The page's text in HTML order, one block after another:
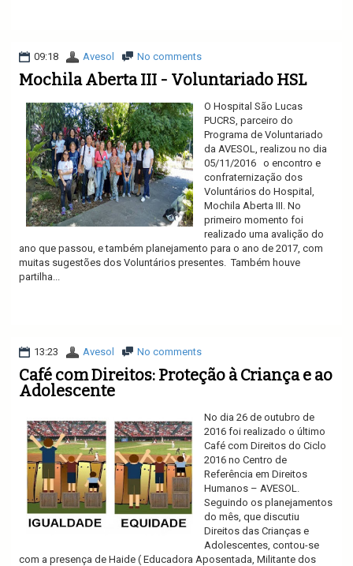
09:18 Avesol No comments
Mochila Aberta III - Voluntariado HSL
O Hospital São Lucas
PUCRS, parceiro do
Programa de Voluntariado
da AVESOL, realizou no dia
05/11/2016 o encontro e
confraternização dos
Voluntários do Hospital,
Mochila Aberta III. No
primeiro momento foi
realizado uma avalição do
ano que passou, e também planejamento para o ano de 2017, com
muitas sugestões dos Voluntários presentes. Também houve
partilha...
13:23 Avesol No comments
Café com Direitos: Proteção à Criança e ao
Adolescente
No dia 26 de outubro de
2016 foi realizado o último
Café com Direitos do Ciclo
2016 no Centro de
Referência em Direitos
Humanos – AVESOL.
Seguindo os planejamentos
do mês, que discutiu
Direitos das Crianças e
Adolescentes, contou-se
com a presença de Haide ( Educadora Aposentada, Militante dos